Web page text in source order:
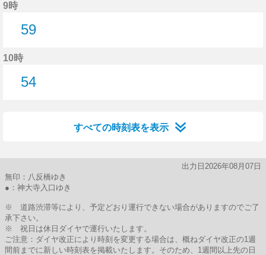
9時
59
10時
54
すべての時刻表を表示
出力日2026年08月07日
無印：八反橋ゆき
●：神大寺入口ゆき
※ 道路渋滞等により、予定どおり運行できない場合がありますのでご了
承下さい。
※ 祝日は休日ダイヤで運行いたします。
ご注意：ダイヤ改正により時刻を変更する場合は、概ねダイヤ改正の1週
間前までに新しい時刻表を掲載いたします。そのため、1週間以上先の日